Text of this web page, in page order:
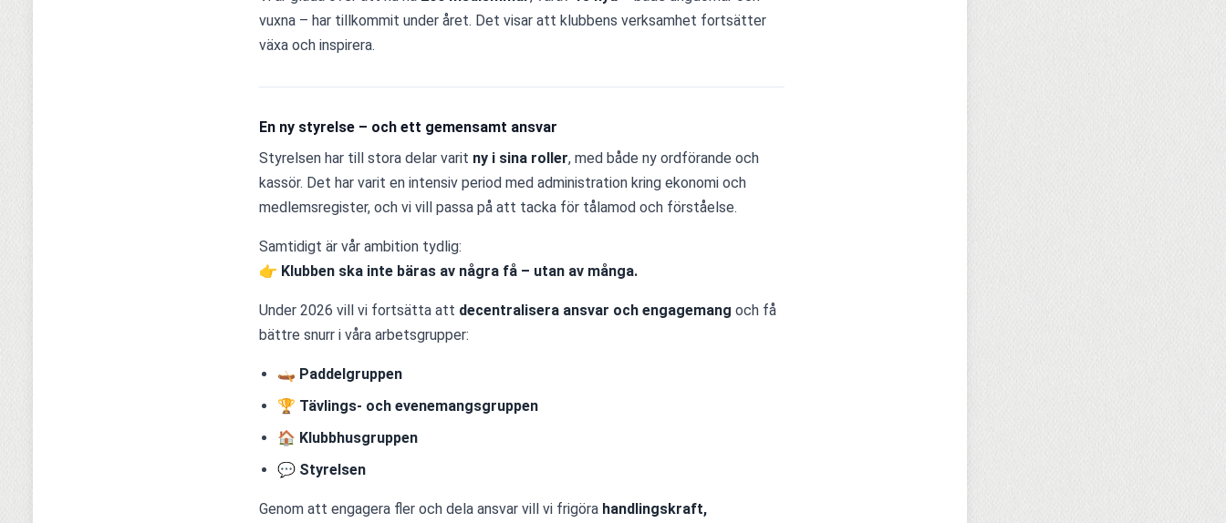
vuxna – har tillkommit under året. Det visar att klubbens verksamhet fortsätter
växa och inspirera.
En ny styrelse – och ett gemensamt ansvar
Styrelsen har till stora delar varit ny i sina roller, med både ny ordförande och
kassör. Det har varit en intensiv period med administration kring ekonomi och
medlemsregister, och vi vill passa på att tacka för tålamod och förståelse.
Samtidigt är vår ambition tydlig:
👉 Klubben ska inte bäras av några få – utan av många.
Under 2026 vill vi fortsätta att decentralisera ansvar och engagemang och få
bättre snurr i våra arbetsgrupper:
🛶 Paddelgruppen
🏆 Tävlings- och evenemangsgruppen
🏠 Klubbhusgruppen
💬 Styrelsen
Genom att engagera fler och dela ansvar vill vi frigöra handlingskraft,